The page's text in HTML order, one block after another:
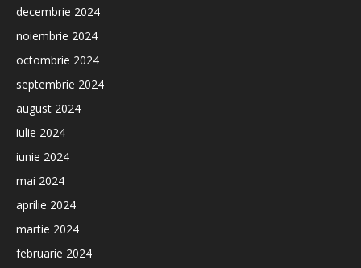
decembrie 2024
noiembrie 2024
octombrie 2024
septembrie 2024
august 2024
iulie 2024
iunie 2024
mai 2024
aprilie 2024
martie 2024
februarie 2024